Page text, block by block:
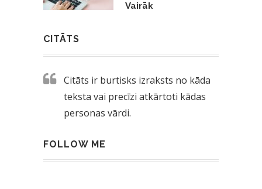
Vairāk
CITĀTS
Citāts ir burtisks izraksts no kāda
teksta vai precīzi atkārtoti kādas
personas vārdi.
FOLLOW ME